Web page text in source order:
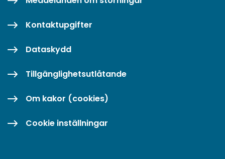
Kontaktupgifter
Dataskydd
Tillgänglighetsutlåtande
Om kakor (cookies)
Cookie inställningar